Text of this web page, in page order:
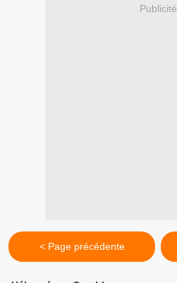
Publicité
< Page précédente